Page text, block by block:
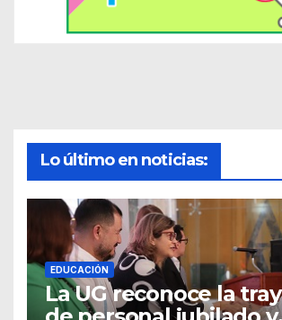
Lo último en noticias:
EDUCACIÓN
La UG reconoce la